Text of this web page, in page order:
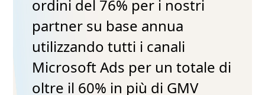
ordini del 76% per i nostri
partner su base annua
utilizzando tutti i canali
Microsoft Ads per un totale di
oltre il 60% in più di GMV